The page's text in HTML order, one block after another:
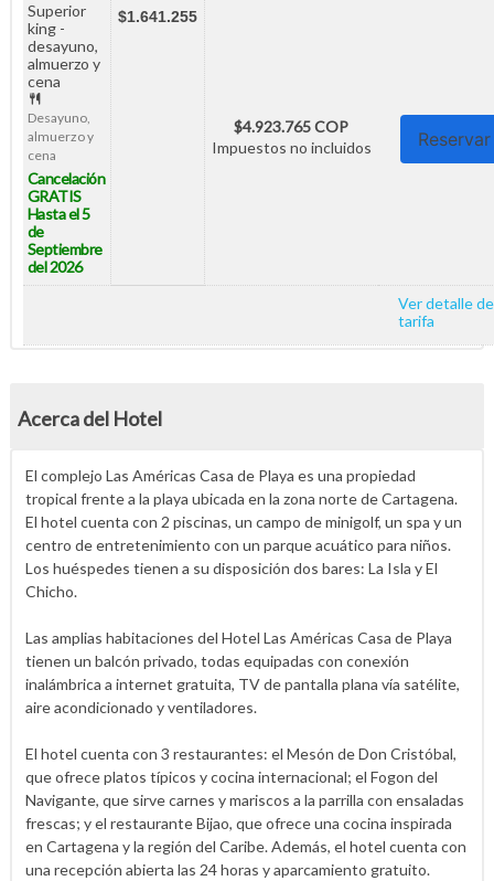
Superior
king -
desayuno,
almuerzo y
cena
Desayuno,
almuerzo y
cena
Cancelación
GRATIS
Hasta el 5
de
Septiembre
del 2026
$1.641.255
$4.923.765 COP
Impuestos no incluidos
Reservar
Ver detalle
tarifa
Acerca del Hotel
El complejo Las Américas Casa de Playa es una propiedad
tropical frente a la playa ubicada en la zona norte de Cartagena.
El hotel cuenta con 2 piscinas, un campo de minigolf, un spa y un
centro de entretenimiento con un parque acuático para niños.
Los huéspedes tienen a su disposición dos bares: La Isla y El
Chicho.
Las amplias habitaciones del Hotel Las Américas Casa de Playa
tienen un balcón privado, todas equipadas con conexión
inalámbrica a internet gratuita, TV de pantalla plana vía satélite,
aire acondicionado y ventiladores.
El hotel cuenta con 3 restaurantes: el Mesón de Don Cristóbal,
que ofrece platos típicos y cocina internacional; el Fogon del
Navigante, que sirve carnes y mariscos a la parrilla con ensaladas
frescas; y el restaurante Bijao, que ofrece una cocina inspirada
en Cartagena y la región del Caribe. Además, el hotel cuenta con
una recepción abierta las 24 horas y aparcamiento gratuito.